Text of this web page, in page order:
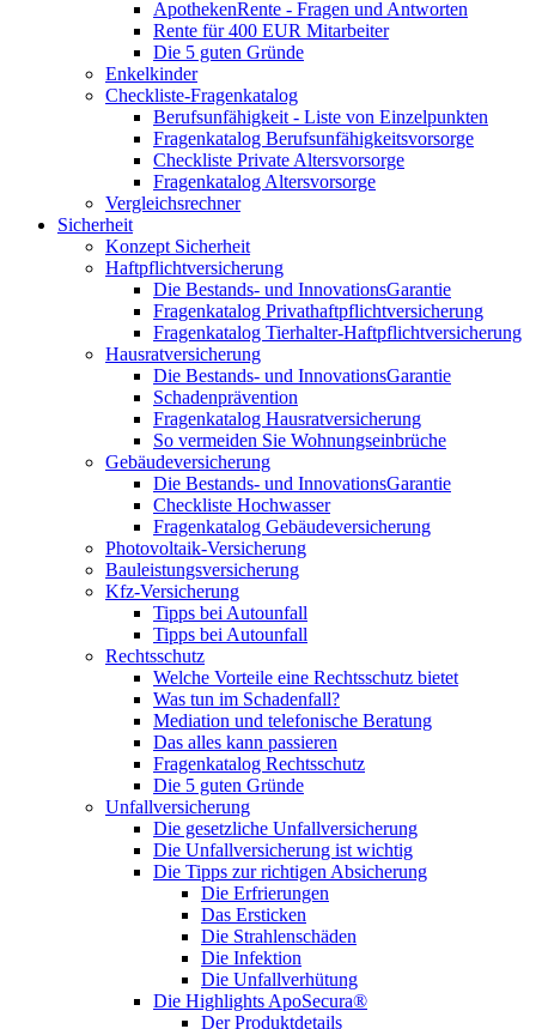
ApothekenRente - Fragen und Antworten
Rente für 400 EUR Mitarbeiter
Die 5 guten Gründe
Enkelkinder
Checkliste-Fragenkatalog
Berufsunfähigkeit - Liste von Einzelpunkten
Fragenkatalog Berufsunfähigkeitsvorsorge
Checkliste Private Altersvorsorge
Fragenkatalog Altersvorsorge
Vergleichsrechner
Sicherheit
Konzept Sicherheit
Haftpflichtversicherung
Die Bestands- und InnovationsGarantie
Fragenkatalog Privathaftpflichtversicherung
Fragenkatalog Tierhalter-Haftpflichtversicherung
Hausratversicherung
Die Bestands- und InnovationsGarantie
Schadenprävention
Fragenkatalog Hausratversicherung
So vermeiden Sie Wohnungseinbrüche
Gebäudeversicherung
Die Bestands- und InnovationsGarantie
Checkliste Hochwasser
Fragenkatalog Gebäudeversicherung
Photovoltaik-Versicherung
Bauleistungsversicherung
Kfz-Versicherung
Tipps bei Autounfall
Tipps bei Autounfall
Rechtsschutz
Welche Vorteile eine Rechtsschutz bietet
Was tun im Schadenfall?
Mediation und telefonische Beratung
Das alles kann passieren
Fragenkatalog Rechtsschutz
Die 5 guten Gründe
Unfallversicherung
Die gesetzliche Unfallversicherung
Die Unfallversicherung ist wichtig
Die Tipps zur richtigen Absicherung
Die Erfrierungen
Das Ersticken
Die Strahlenschäden
Die Infektion
Die Unfallverhütung
Die Highlights ApoSecura®
Der Produktdetails